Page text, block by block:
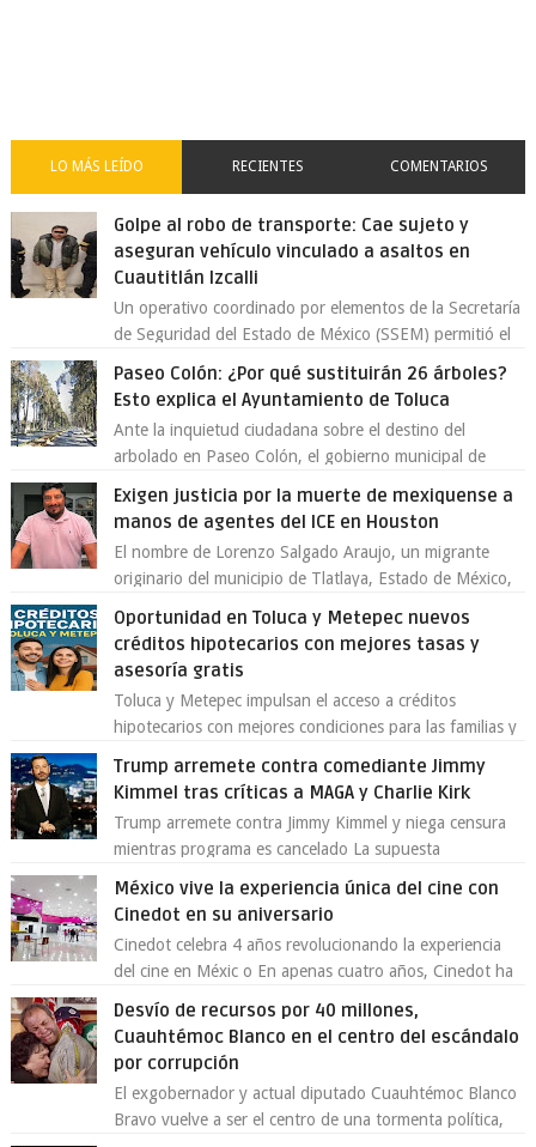
LO MÁS LEÍDO RECIENTES COMENTARIOS
Golpe al robo de transporte: Cae sujeto y
aseguran vehículo vinculado a asaltos en
Cuautitlán Izcalli
Un operativo coordinado por elementos de la Secretaría
de Seguridad del Estado de México (SSEM) permitió el
Paseo Colón: ¿Por qué sustituirán 26 árboles?
Esto explica el Ayuntamiento de Toluca
Ante la inquietud ciudadana sobre el destino del
arbolado en Paseo Colón, el gobierno municipal de
Exigen justicia por la muerte de mexiquense a
manos de agentes del ICE en Houston
El nombre de Lorenzo Salgado Araujo, un migrante
originario del municipio de Tlatlaya, Estado de México,
Oportunidad en Toluca y Metepec nuevos
créditos hipotecarios con mejores tasas y
asesoría gratis
Toluca y Metepec impulsan el acceso a créditos
hipotecarios con mejores condiciones para las familias y
Trump arremete contra comediante Jimmy
Kimmel tras críticas a MAGA y Charlie Kirk
Trump arremete contra Jimmy Kimmel y niega censura
mientras programa es cancelado La supuesta
México vive la experiencia única del cine con
Cinedot en su aniversario
Cinedot celebra 4 años revolucionando la experiencia
del cine en Méxic o En apenas cuatro años, Cinedot ha
demostrado que es posible reinve...
Desvío de recursos por 40 millones,
Cuauhtémoc Blanco en el centro del escándalo
por corrupción
El exgobernador y actual diputado Cuauhtémoc Blanco
Bravo vuelve a ser el centro de una tormenta política,